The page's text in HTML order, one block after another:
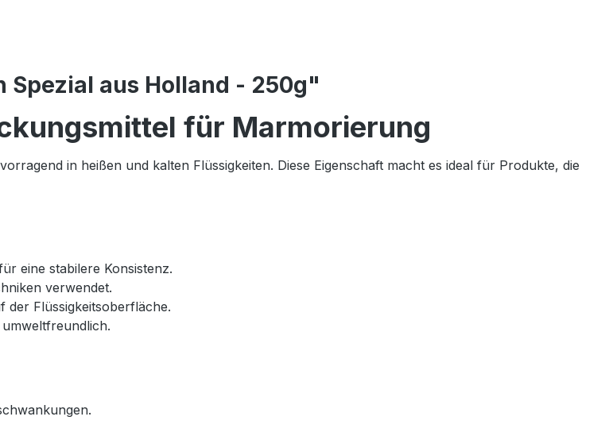
aus Holland - 250g"
für Marmorierung
in heißen und kalten Flüssigkeiten. Diese Eigenschaft macht es ideal für Produkte, die
eine stabilere Konsistenz.
verwendet.
der Flüssigkeitsoberfläche.